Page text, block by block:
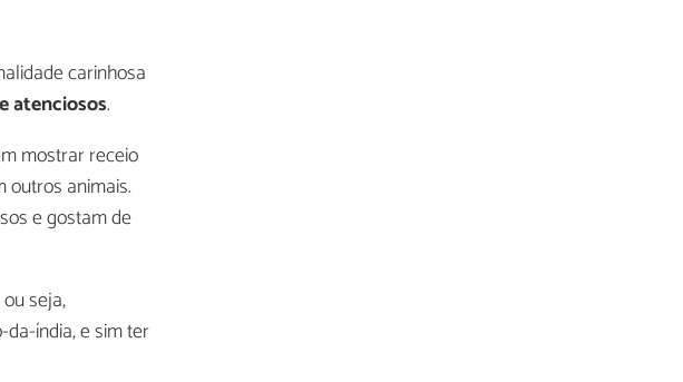
carinhosa
atenciosos.
mostrar receio
outros animais.
e gostam de
ou seja,
índia, e sim ter